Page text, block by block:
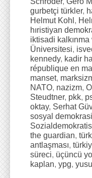
gurbetçi türkler,
Helmut Kohl,
hıristiyan
iktisadi kalkınma
Üniversitesi,
kennedy, kadir
république en
manset,
NATO, nazizm,
Steudtner, pkk,
oktay, Serhat
sosyal demokrasi
the guardian,
antlaşması,
süreci, üçüncü
kaplan, ypg,